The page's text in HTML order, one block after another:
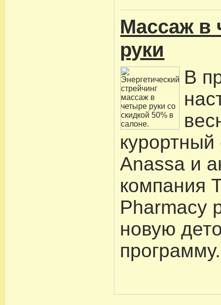
Массаж в
руки
В
курортный
Anassa и
компания
Pharmacy
новую
программу.